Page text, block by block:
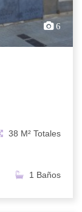
6
38 M² Totales
1 Baños